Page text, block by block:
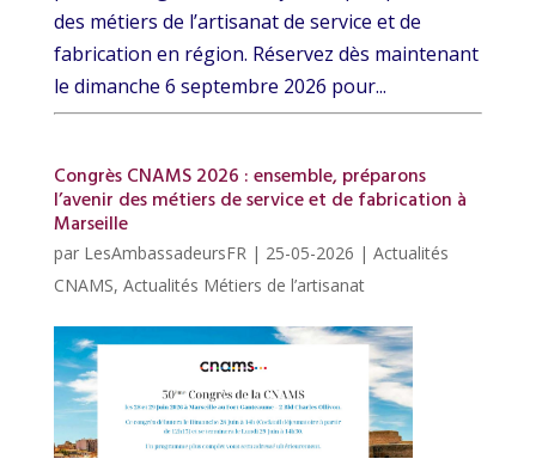
des métiers de l’artisanat de service et de
fabrication en région. Réservez dès maintenant
le dimanche 6 septembre 2026 pour...
Congrès CNAMS 2026 : ensemble, préparons
l’avenir des métiers de service et de fabrication à
Marseille
par LesAmbassadeursFR | 25-05-2026 | Actualités
CNAMS, Actualités Métiers de l’artisanat